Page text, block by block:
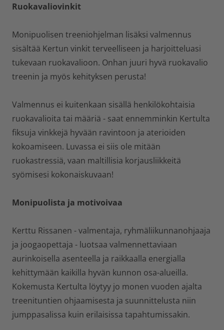
Ruokavaliovinkit
Monipuolisen treeniohjelman lisäksi valmennus
sisältää Kertun vinkit terveelliseen ja harjoitteluasi
tukevaan ruokavalioon. Onhan juuri hyvä ruokavalio
treenin ja myös kehityksen perusta!
Valmennus ei kuitenkaan sisällä henkilökohtaisia
ruokavalioita tai määriä - saat ennemminkin Kertulta
fiksuja vinkkejä hyvään ravintoon ja aterioiden
kokoamiseen. Luvassa ei siis ole mitään
ruokastressiä, vaan maltillisia korjausliikkeitä
syömisesi kokonaiskuvaan!
Monipuolista ja motivoivaa
Kerttu Rissanen - valmentaja, ryhmäliikunnanohjaaja
ja joogaopettaja - luotsaa valmennettaviaan
aurinkoisella asenteella ja raikkaalla energialla
kehittymään kaikilla hyvän kunnon osa-alueilla.
Kokemusta Kertulta löytyy jo monen vuoden ajalta
treenituntien ohjaamisesta ja suunnittelusta niin
jumppasalissa kuin erilaisissa tapahtumissakin.